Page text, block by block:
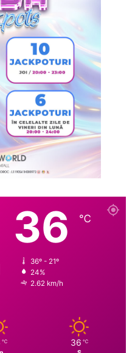
36 ℃
36º - 21º
24%
2.62 km/h
℃ 36 ℃